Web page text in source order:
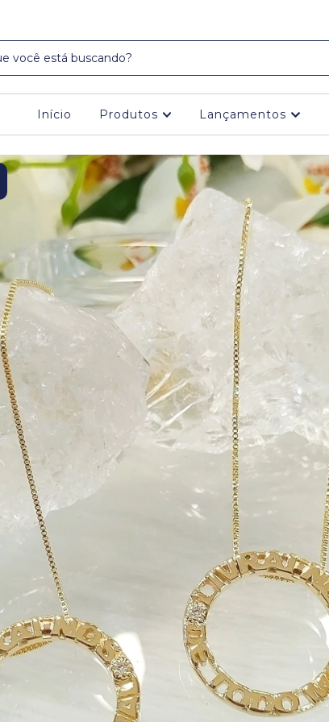
Início Produtos Lançamentos